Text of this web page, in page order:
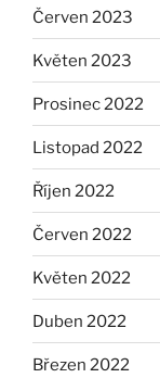
Červen 2023
Květen 2023
Prosinec 2022
Listopad 2022
Říjen 2022
Červen 2022
Květen 2022
Duben 2022
Březen 2022